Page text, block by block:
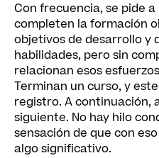
Con frecuencia, se pide
completen la formación
objetivos de desarrollo y
habilidades, pero sin
relacionan esos
Terminan un curso, y
registro. A continuación,
siguiente. No hay hilo
sensación de que con
algo significativo.